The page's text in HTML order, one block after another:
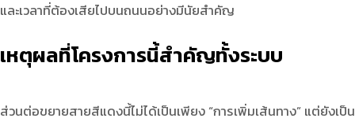
และเวลาที่ต้องเสียไปบนถนนอย่างมีนัยสำคัญ
เหตุผลที่โครงการนี้สำคัญทั้งระบบ
ส่วนต่อขยายสายสีแดงนี้ไม่ได้เป็นเพียง “การเพิ่มเส้นทาง” แต่ยังเป็น